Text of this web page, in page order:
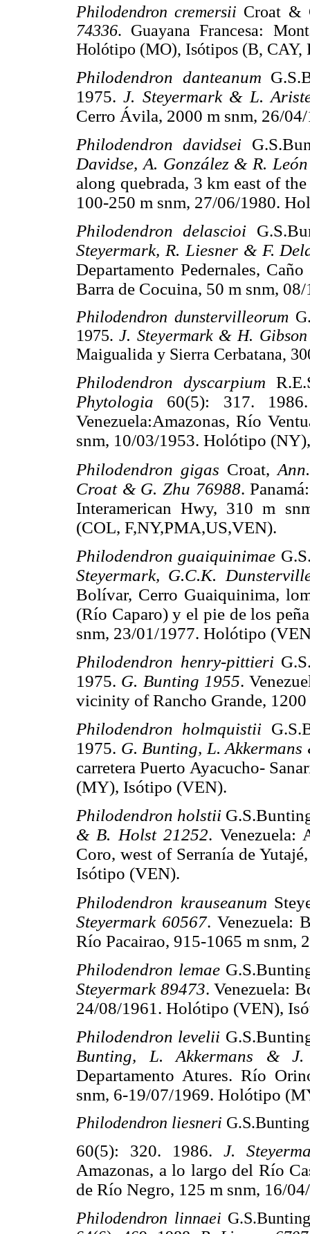
Philodendron cremersii Croat &
74336. Guayana Francesa:
Holótipo (MO), Isótipos (B, CAY,
Philodendron danteanum
1975.J. Steyermark & L.
Cerro Ávila, 2000 m snm, 26/
Philodendron davidsei
Davidse, A. González & R.
along quebrada, 3 km east of
100-250 m snm, 27/06/1980.
Philodendron delascioi
Steyermark, R. Liesner & F.
Departamento Pedernales,
Barra de Cocuina, 50 m snm,
Philodendron dunstervilleorum
1975.J. Steyermark & H.
Maigualida y Sierra Cerbatana,
Philodendron dyscarpium
Phytologia 60(5): 317.
Venezuela:Amazonas, Río
snm, 10/03/1953. Holótipo
Philodendron gigas Croat,
Croat & G. Zhu 76988.
Interamerican Hwy, 310 m
(COL, F,NY,PMA,US,VEN).
Philodendron guaiquinimae
Steyermark, G.C.K.
Bolívar, Cerro Guaiquinima,
(Río Caparo) y el pie de los
snm, 23/01/1977. Holótipo
Philodendron henry-pittieri
1975. G. Bunting 1955.
vicinity of Rancho Grande,
Philodendron holmquistii
1975. G. Bunting, L. Akkermans
carretera Puerto Ayacucho-
(MY), Isótipo (VEN).
Philodendron holstii
& B. Holst 21252. Venezuela:
Coro, west of Serranía de
Isótipo (VEN).
Philodendron krauseanum
Steyermark 60567. Venezuela:
Río Pacairao, 915-1065 m
Philodendron lemae
Steyermark 89473. Venezuela:
24/08/1961. Holótipo (VEN),
Philodendron levelii
Bunting, L. Akkermans & J.
Departamento Atures. Río
snm, 6-19/07/1969. Holótipo
Philodendron liesneri
60(5): 320. 1986.J.
Amazonas, a lo largo del Río
de Río Negro, 125 m snm, 16/
Philodendron linnaei